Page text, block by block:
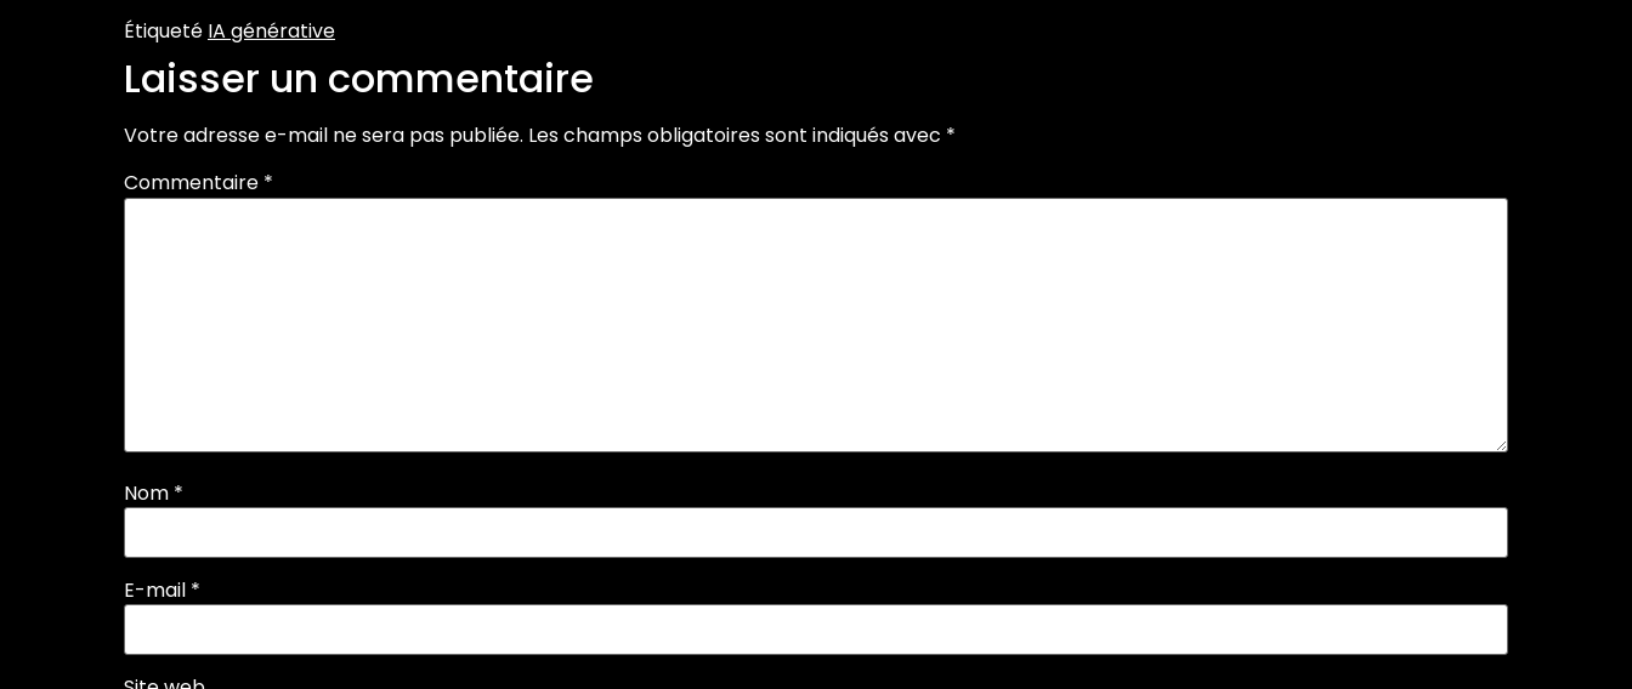
Étiqueté IA générative
Laisser un commentaire
Votre adresse e-mail ne sera pas publiée. Les champs obligatoires sont indiqués avec *
Commentaire *
Nom *
E-mail *